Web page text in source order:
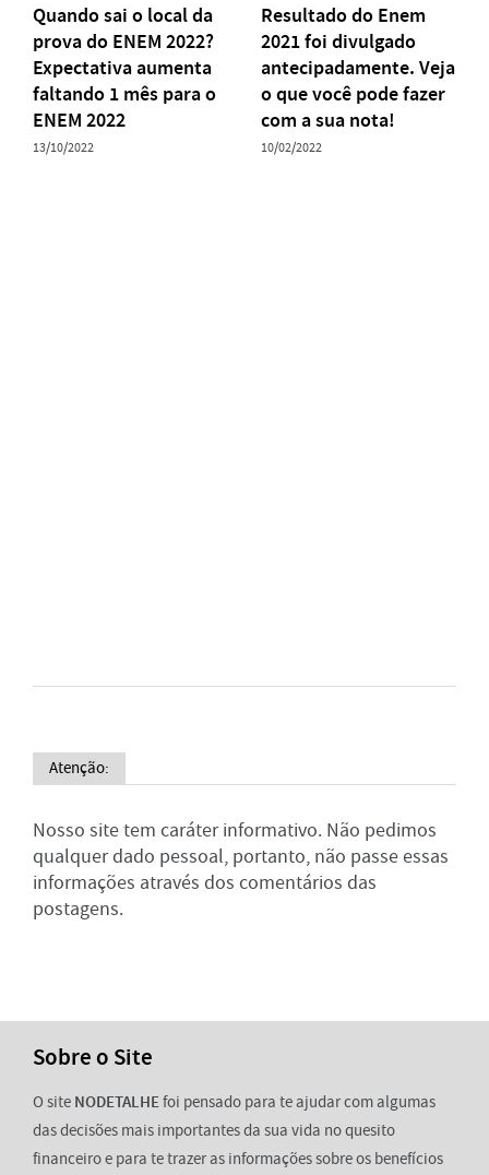
Quando sai o local da
prova do ENEM 2022?
Expectativa aumenta
faltando 1 mês para o
ENEM 2022
13/10/2022
Resultado do Enem
2021 foi divulgado
antecipadamente. Veja
o que você pode fazer
com a sua nota!
10/02/2022
Atenção:
Nosso site tem caráter informativo. Não pedimos
qualquer dado pessoal, portanto, não passe essas
informações através dos comentários das
postagens.
Sobre o Site
O site NODETALHEfoi pensado para te ajudar com algumas
das decisões mais importantes da sua vida no quesito
financeiro e para te trazer as informações sobre os benefícios